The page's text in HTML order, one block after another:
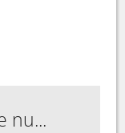
nu...